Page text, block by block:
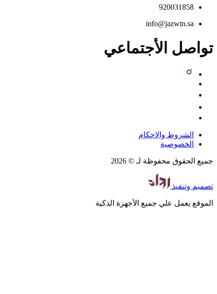
920031858
info@jazwtn.sa
تواصل الأجتماعي
الشروط والاحكام
الخصوصية
جميع الحقوق محفوظة لـ © 2026
تصميم وتنفيذ
الموقع يعمل علي جميع الأجهزة الذكية